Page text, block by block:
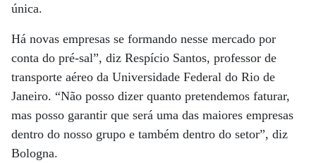
única.
Há novas empresas se formando nesse mercado por
conta do pré-sal”, diz Respício Santos, professor de
transporte aéreo da Universidade Federal do Rio de
Janeiro. “Não posso dizer quanto pretendemos faturar,
mas posso garantir que será uma das maiores empresas
dentro do nosso grupo e também dentro do setor”, diz
Bologna.